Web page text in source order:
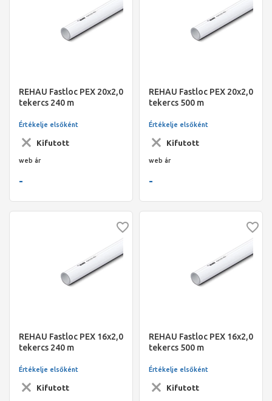
REHAU Fastloc PEX 20x2,0
tekercs 240 m
Kifutott
Értékelje elsőként
web ár
-
REHAU Fastloc PEX 20x2,0
tekercs 500 m
Kifutott
Értékelje elsőként
web ár
-
REHAU Fastloc PEX 16x2,0
tekercs 240 m
Kifutott
Értékelje elsőként
REHAU Fastloc PEX 16x2,0
tekercs 500 m
Kifutott
Értékelje elsőként